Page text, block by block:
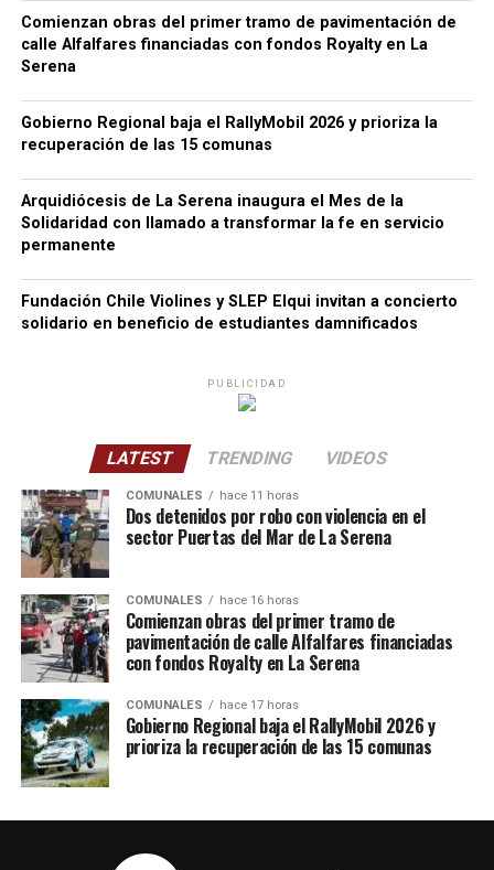
Comienzan obras del primer tramo de pavimentación de
calle Alfalfares financiadas con fondos Royalty en La
Serena
Gobierno Regional baja el RallyMobil 2026 y prioriza la
recuperación de las 15 comunas
Arquidiócesis de La Serena inaugura el Mes de la
Solidaridad con llamado a transformar la fe en servicio
permanente
Fundación Chile Violines y SLEP Elqui invitan a concierto
solidario en beneficio de estudiantes damnificados
PUBLICIDAD
LATEST TRENDING VIDEOS
COMUNALES hace 11 horas
Dos detenidos por robo con violencia en el
sector Puertas del Mar de La Serena
COMUNALES hace 16 horas
Comienzan obras del primer tramo de
pavimentación de calle Alfalfares financiadas
con fondos Royalty en La Serena
COMUNALES hace 17 horas
Gobierno Regional baja el RallyMobil 2026 y
prioriza la recuperación de las 15 comunas